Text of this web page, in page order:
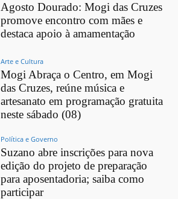
Agosto Dourado: Mogi das Cruzes
promove encontro com mães e
destaca apoio à amamentação
Arte e Cultura
Mogi Abraça o Centro, em Mogi
das Cruzes, reúne música e
artesanato em programação gratuita
neste sábado (08)
Política e Governo
Suzano abre inscrições para nova
edição do projeto de preparação
para aposentadoria; saiba como
participar